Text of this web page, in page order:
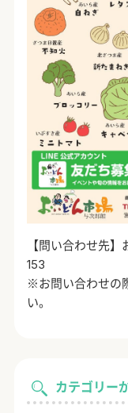
カテゴリー
【問い合わせ先
153
※お問い合わせの
い。